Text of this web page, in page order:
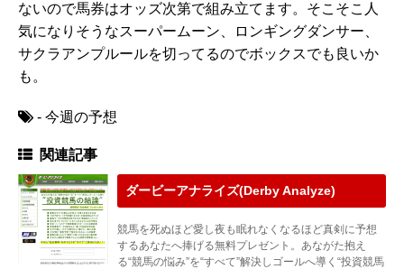
ないので馬券はオッズ次第で組み立てます。そこそこ人
気になりそうなスーパームーン、ロンギングダンサー、
サクラアンプルールを切ってるのでボックスでも良いか
も。
- 今週の予想
関連記事
ダービーアナライズ(Derby Analyze)
競馬を死ぬほど愛し夜も眠れなくなるほど真剣に予想
するあなたへ捧げる無料プレゼント。あながた抱え
る“競馬の悩み”を“すべて”解決しゴールへ導く“投資競馬